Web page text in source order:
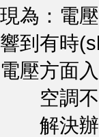
現為：電
響到有時
電壓方面入
空調不
解決辦